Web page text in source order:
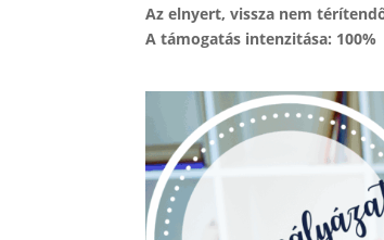
Az elnyert, vissza nem
A támogatás intenzitása: 100%